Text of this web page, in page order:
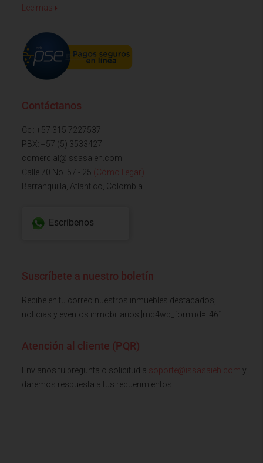
Lee mas
Contáctanos
Cel: +57 315 7227537
PBX: +57 (5) 3533427
comercial@issasaieh.com
Calle 70 No. 57 - 25 (Cómo llegar)
Barranquilla, Atlantico, Colombia
Escríbenos
Suscríbete a nuestro boletín
Recibe en tu correo nuestros inmuebles destacados,
noticias y eventos inmobiliarios [mc4wp_form id="461"]
Atención al cliente (PQR)
Envianos tu pregunta o solicitud a soporte@issasaieh.com y
daremos respuesta a tus requerimientos